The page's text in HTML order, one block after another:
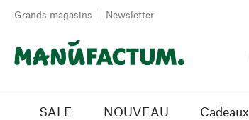
Passer au contenu
Grands magasins Newsletter
SALE NOUVEAU Cadeaux